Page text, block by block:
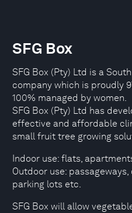
SFG Box
SFG Box (Pty) Ltd is a
company which is proudly
100% managed by women.
SFG Box (Pty) Ltd has
effective and affordable
small fruit tree growing
Indoor use: flats,
Outdoor use:
parking lots etc.
SFG Box will allow